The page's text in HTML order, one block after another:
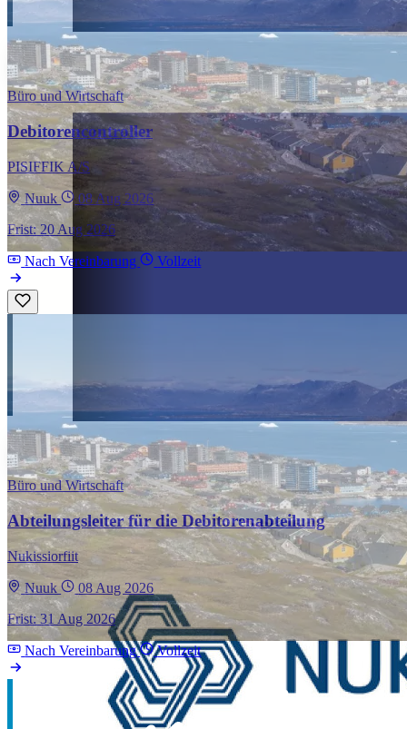
Büro und Wirtschaft
Debitorencontroller
PISIFFIK A/S
Nuuk
08 Aug 2026
Frist: 20 Aug 2026
Nach Vereinbarung Vollzeit
Büro und Wirtschaft
Abteilungsleiter für die Debitorenabteilung
Nukissiorfiit
Nuuk
08 Aug 2026
Frist: 31 Aug 2026
Nach Vereinbarung Vollzeit